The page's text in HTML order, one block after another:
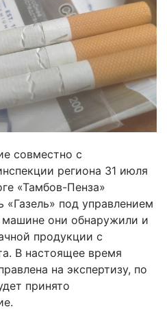
совместно с
региона 31 июля
«Тамбов-Пенза»
под управлением
они обнаружили и
продукции с
В настоящее время
на экспертизу, по
принято